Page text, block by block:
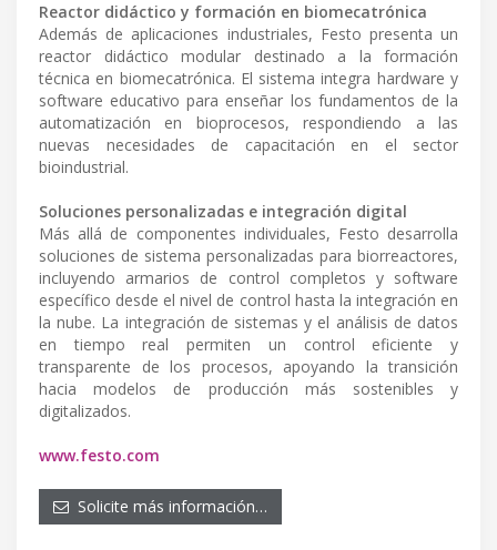
Reactor didáctico y formación en biomecatrónica
Además de aplicaciones industriales, Festo presenta un
reactor didáctico modular destinado a la formación
técnica en biomecatrónica. El sistema integra hardware y
software educativo para enseñar los fundamentos de la
automatización en bioprocesos, respondiendo a las
nuevas necesidades de capacitación en el sector
bioindustrial.
Soluciones personalizadas e integración digital
Más allá de componentes individuales, Festo desarrolla
soluciones de sistema personalizadas para biorreactores,
incluyendo armarios de control completos y software
específico desde el nivel de control hasta la integración en
la nube. La integración de sistemas y el análisis de datos
en tiempo real permiten un control eficiente y
transparente de los procesos, apoyando la transición
hacia modelos de producción más sostenibles y
digitalizados.
www.festo.com
Solicite más información…